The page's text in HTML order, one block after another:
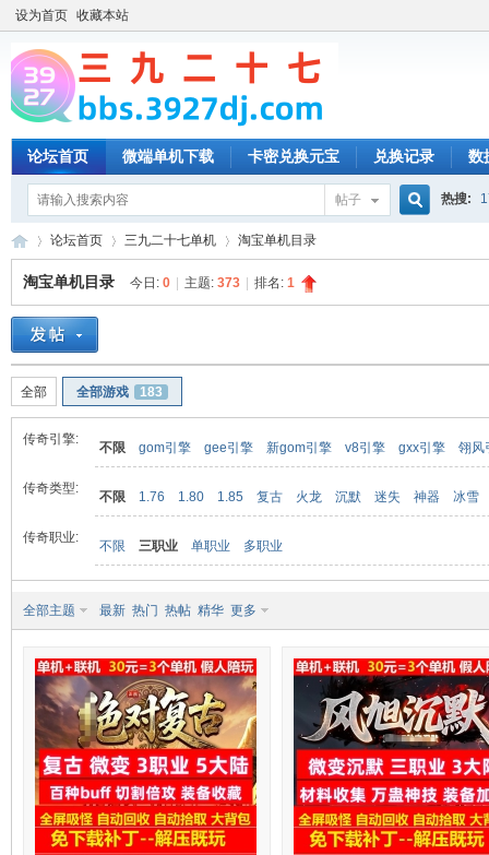
设为首页 收藏本站
论坛首页 微端单机下载 卡密兑换元宝 兑换记录 数
帖子 热搜:
»
论坛首页 三九二十七单机 淘宝单机目录
淘宝单机目录 今日: 0 主题: 373 排名: 1
全部 全部游戏 183
传奇引擎:
不限 gom引擎 gee引擎 新gom引擎 v8引擎 gxx引擎 翎风
传奇类型:
不限 1.76 1.80 1.85 复古 火龙 沉默 迷失 神器 冰雪
传奇职业:
不限 三职业 单职业 多职业
全部主题 最新 热门 热帖 精华 更多